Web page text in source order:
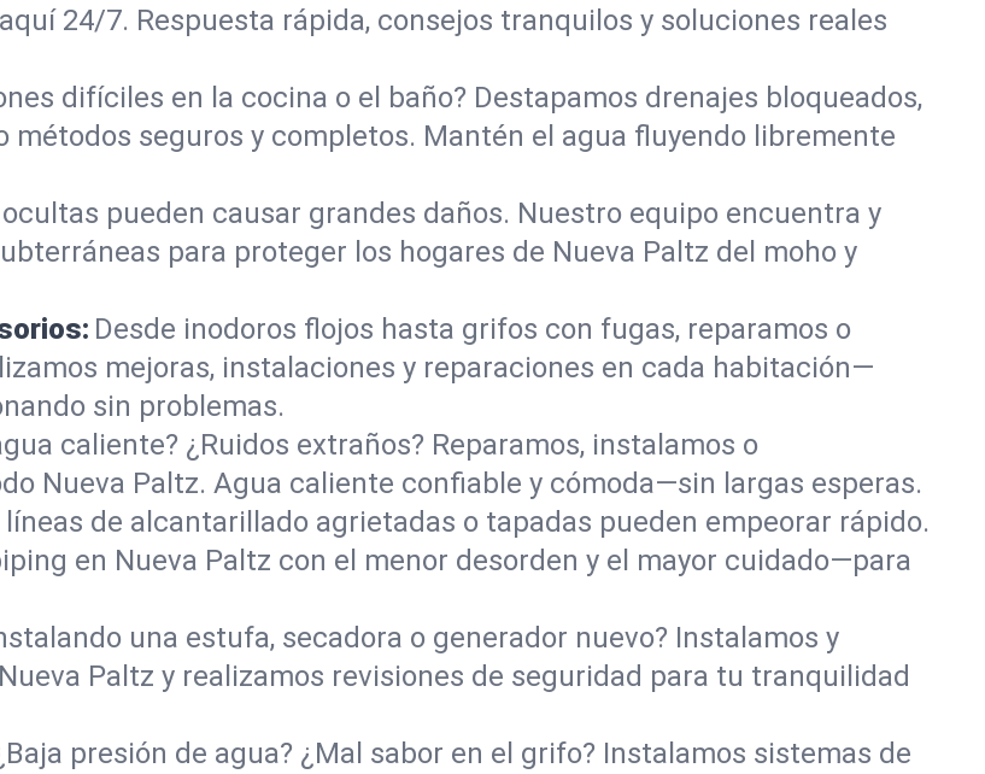
24/7. Respuesta rápida, consejos tranquilos y soluciones reales
difíciles en la cocina o el baño? Destapamos drenajes bloqueados,
seguros y completos. Mantén el agua fluyendo libremente
pueden causar grandes daños. Nuestro equipo encuentra y
para proteger los hogares de Nueva Paltz del moho y
Desde inodoros flojos hasta grifos con fugas, reparamos o
mejoras, instalaciones y reparaciones en cada habitación—
sin problemas.
caliente? ¿Ruidos extraños? Reparamos, instalamos o
Nueva Paltz. Agua caliente confiable y cómoda—sin largas esperas.
líneas de alcantarillado agrietadas o tapadas pueden empeorar rápido.
en Nueva Paltz con el menor desorden y el mayor cuidado—para
una estufa, secadora o generador nuevo? Instalamos y
Paltz y realizamos revisiones de seguridad para tu tranquilidad
presión de agua? ¿Mal sabor en el grifo? Instalamos sistemas de